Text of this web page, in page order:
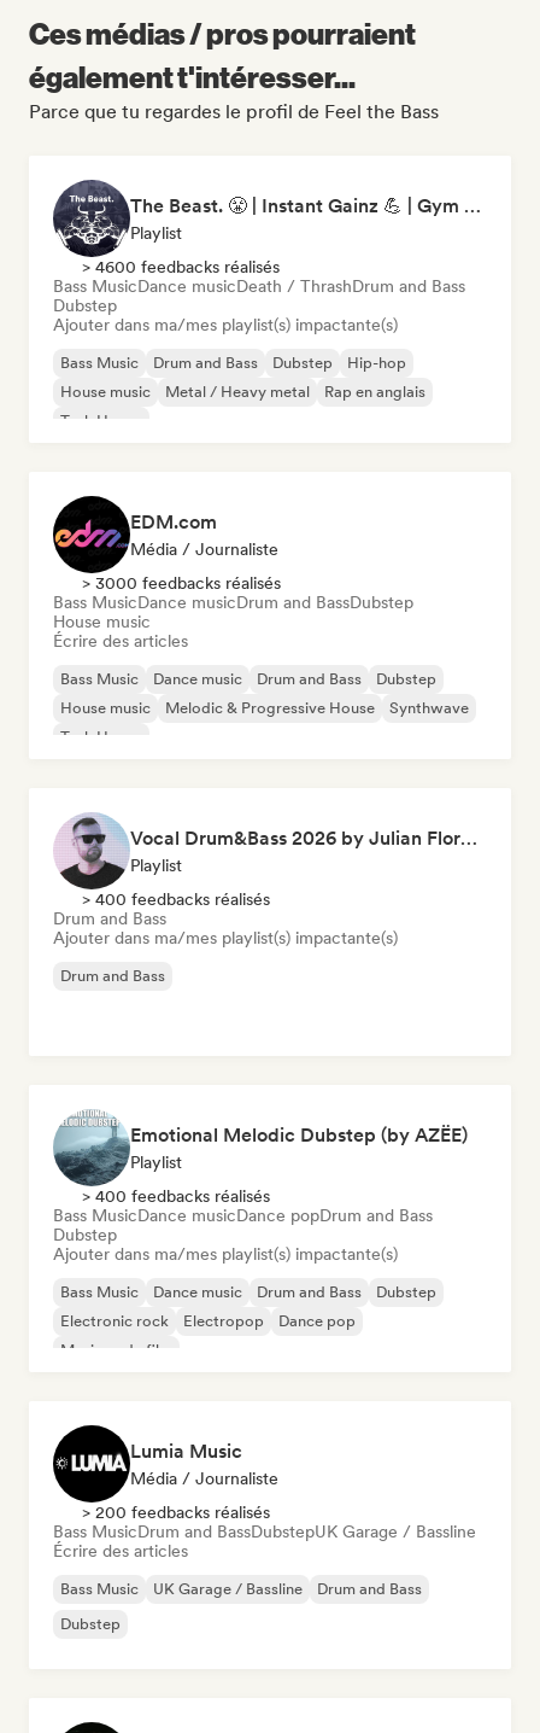
Ces médias / pros pourraient
également t'intéresser...
Parce que tu regardes le profil de Feel the Bass
The Beast. 😤 | Instant Gainz 💪 | Gym Workout & Motivation Music 🏋️
Playlist
> 4600 feedbacks réalisés
Bass MusicDance musicDeath / ThrashDrum and Bass
Dubstep
Ajouter dans ma/mes playlist(s) impactante(s)
Bass Music Drum and Bass Dubstep
Hip-hop
House music
Metal / Heavy metal
Rap en anglais
Tech House
EDM.com
Média / Journaliste
> 3000 feedbacks réalisés
Bass MusicDance musicDrum and BassDubstep
House music
Écrire des articles
Bass Music Dance music Drum and Bass
Dubstep
House music
Melodic & Progressive House
Synthwave
Tech House
Vocal Drum&Bass 2026 by Julian Florent
Playlist
> 400 feedbacks réalisés
Drum and Bass
Ajouter dans ma/mes playlist(s) impactante(s)
Drum and Bass
Emotional Melodic Dubstep (by AZËE)
Playlist
> 400 feedbacks réalisés
Bass MusicDance musicDance popDrum and Bass
Dubstep
Ajouter dans ma/mes playlist(s) impactante(s)
Bass Music Dance music Drum and Bass
Dubstep
Electronic rock
Electropop
Dance pop
Musique de film
Lumia Music
Média / Journaliste
> 200 feedbacks réalisés
Bass MusicDrum and BassDubstepUK Garage / Bassline
Écrire des articles
Bass Music UK Garage / Bassline
Drum and Bass
Dubstep